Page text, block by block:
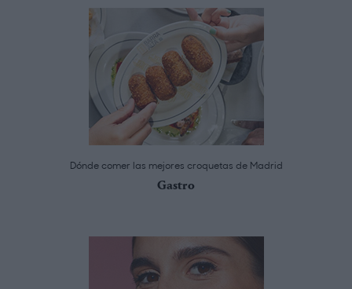
Dónde comer las mejores croquetas de Madrid
Gastro